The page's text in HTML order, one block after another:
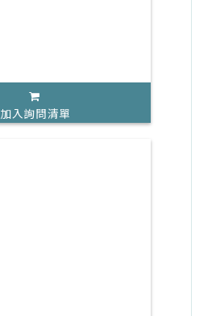
加入詢問清單